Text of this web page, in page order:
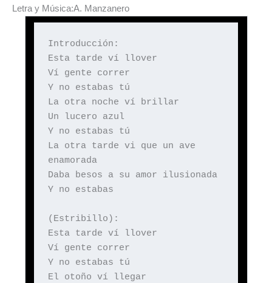
Letra y Música:A. Manzanero
Introducción:
Esta tarde ví llover
Ví gente correr
Y no estabas tú
La otra noche ví brillar
Un lucero azul
Y no estabas tú
La otra tarde vi que un ave
enamorada
Daba besos a su amor ilusionada
Y no estabas
(Estribillo):
Esta tarde ví llover
Ví gente correr
Y no estabas tú
El otoño ví llegar